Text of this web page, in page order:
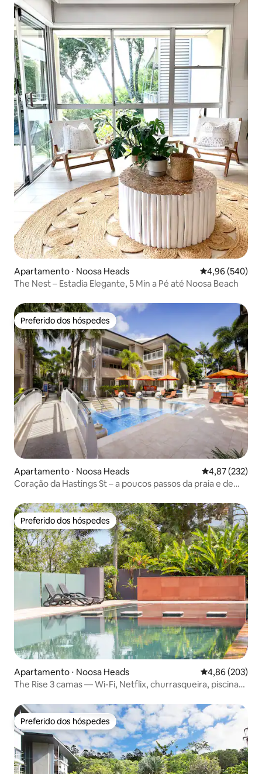
Apartamento ⋅ Noosa Heads 4,96 de uma
4,96 (540)
The Nest – Estadia Elegante, 5 Min a Pé até Noosa Beach
Preferido dos hóspedes
Preferido dos hóspedes
Apartamento ⋅ Noosa Heads 4,87 de uma
4,87 (232)
Coração da Hastings St – a poucos passos da praia e de
Preferido dos hóspedes
Preferido dos hóspedes
Apartamento ⋅ Noosa Heads 4,86 de uma
4,86 (203)
The Rise 3 camas — Wi-Fi, Netflix, churrasqueira, piscina
Preferido dos hóspedes
Preferido dos hóspedes